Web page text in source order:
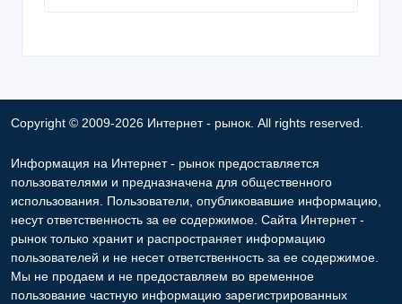
Copyright © 2009-2026 Интернет - рынок. All rights reserved.
Информация на Интернет - рынок предоставляется
пользователями и предназначена для общественного
использования. Пользователи, опубликовавшие информацию,
несут ответственность за ее содержимое. Сайта Интернет -
рынок только хранит и распространяет информацию
пользователей и не несет ответственность за ее содержимое.
Мы не продаем и не предоставляем во временное
пользование частную информацию зарегистрированных